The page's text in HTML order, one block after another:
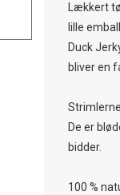
Lækkert
lille
Duck
bliver en
De er
bidder.
100 %